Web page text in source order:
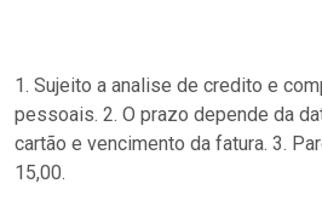
1. Sujeito a analise de credito e
pessoais. 2. O prazo depende da
cartão e vencimento da fatura. 3.
15,00.